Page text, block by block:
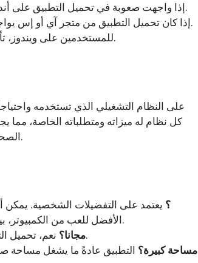
إذا واجهت صعوبة في تحميل التطبيق على أندرويد، تأكد من تفعيل خيارات الأمن في إعدادات الجهاز.
إذا كان تحميل التطبيق من متجر آي أو إس يواجه مشكلات، تحقق من وجود تحديثات النظام الضرورية.
للمستخدمين على ويندوز، تأكد من أن لديك مساحة تخزين كافية وأن النظام محدث.
كل نظام له ميزاته ومتطلباته الخاصة، مما
الصحيحة والبحث عن المميزات التي تناسب استراتيجيتك في اللعب.
ما هو أفضل نظام لتحميل 1xbet؟ يعتمد على التفضيلات الشخصية. يمكن
الأفضل للعب من الكمبيوتر، بينما يوفر أندرويد وآي أو إس راحة الوصول عبر الهواتف.
هل يمكنني تحميل 1xbet مجانا؟نعم، تحميل التطبيق مجاني لجميع الأنظمة.
هل يتطلب تطبيق 1xbet مساحة كبيرة؟ التطبيق عادةً ما يشغل مساحة